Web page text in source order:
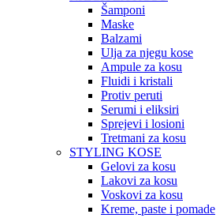
Šamponi
Maske
Balzami
Ulja za njegu kose
Ampule za kosu
Fluidi i kristali
Protiv peruti
Serumi i eliksiri
Sprejevi i losioni
Tretmani za kosu
STYLING KOSE
Gelovi za kosu
Lakovi za kosu
Voskovi za kosu
Kreme, paste i pomade